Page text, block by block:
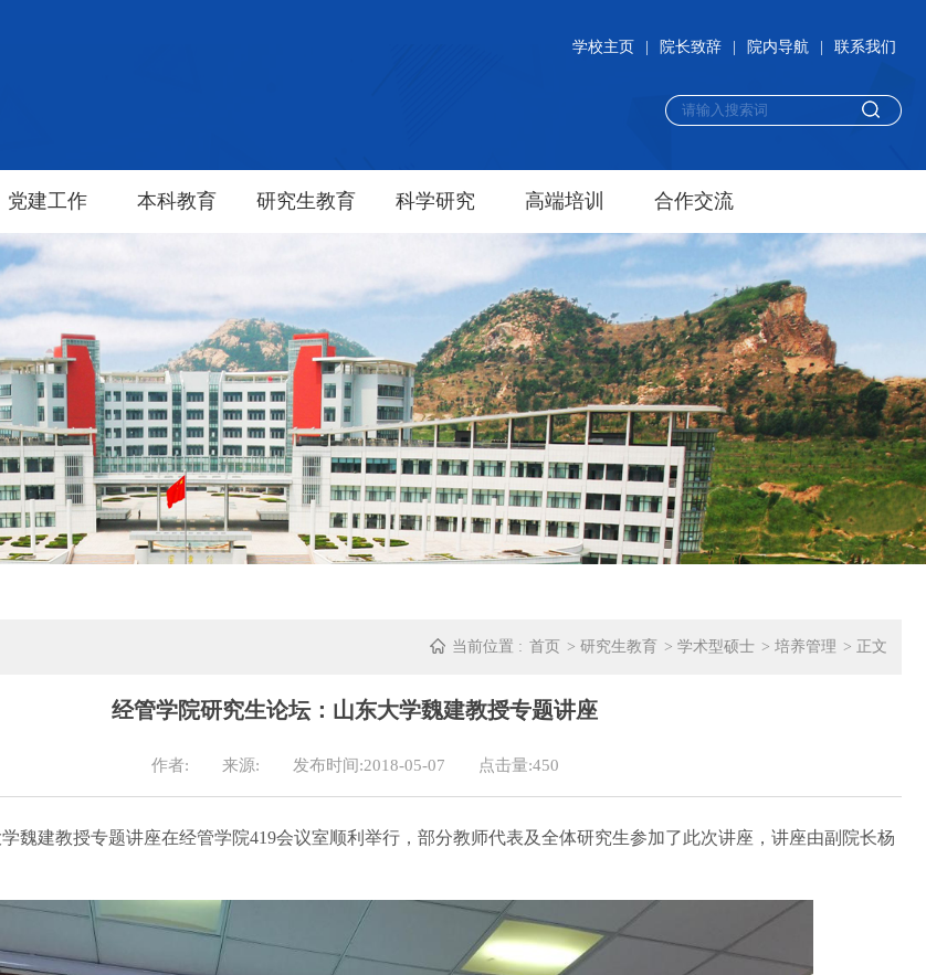
学校主页 院长致辞 院内导航 联系我们
党建工作 本科教育 研究生教育 科学研究 高端培训 合作交流
当前位置 : 首页 > 研究生教育 > 学术型硕士 > 培养管理 > 正文
经管学院研究生论坛：山东大学魏建教授专题讲座
作者: 来源: 发布时间:2018-05-07 点击量:450
魏建教授专题讲座在经管学院419会议室顺利举行，部分教师代表及全体研究生参加了此次讲座，讲座由副院长杨